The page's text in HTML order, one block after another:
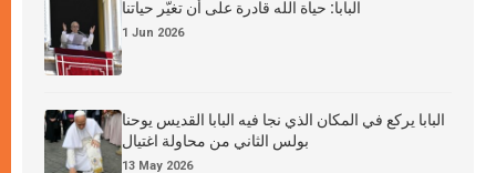
البابا: حياة الله قادرة على أن تغيّر حياتنا
1 Jun 2026
البابا يركع في المكان الذي نجا فيه البابا القديس يوحنا
بولس الثاني من محاولة اغتيال
13 May 2026